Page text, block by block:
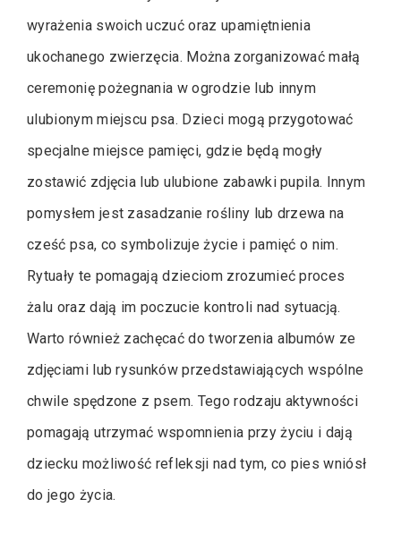
wyrażenia swoich uczuć oraz upamiętnienia
ukochanego zwierzęcia. Można zorganizować małą
ceremonię pożegnania w ogrodzie lub innym
ulubionym miejscu psa. Dzieci mogą przygotować
specjalne miejsce pamięci, gdzie będą mogły
zostawić zdjęcia lub ulubione zabawki pupila. Innym
pomysłem jest zasadzanie rośliny lub drzewa na
cześć psa, co symbolizuje życie i pamięć o nim.
Rytuały te pomagają dzieciom zrozumieć proces
żalu oraz dają im poczucie kontroli nad sytuacją.
Warto również zachęcać do tworzenia albumów ze
zdjęciami lub rysunków przedstawiających wspólne
chwile spędzone z psem. Tego rodzaju aktywności
pomagają utrzymać wspomnienia przy życiu i dają
dziecku możliwość refleksji nad tym, co pies wniósł
do jego życia.